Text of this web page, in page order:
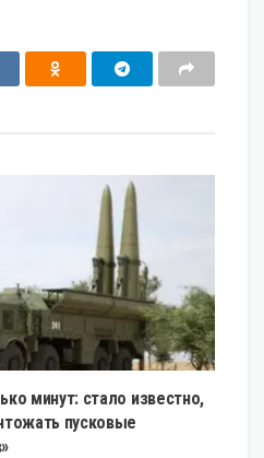
минут: стало известно,
пусковые